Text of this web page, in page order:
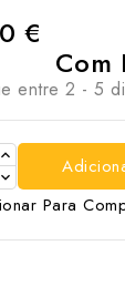
€
Com
entre 2 - 5
Para